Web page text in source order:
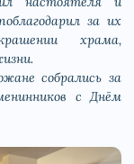
за их
храма,
собрались за
с Днём